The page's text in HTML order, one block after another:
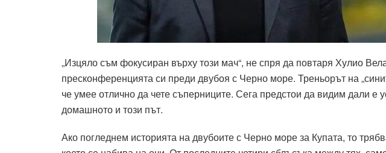
„Изцяло съм фокусиран върху този мач“, не спря да повтаря Хулио
пресконференцията си преди двубоя с Черно море. Треньорът на
че умее отлично да чете съперниците. Сега предстои да видим дали е
домашното и този път.
Ако погледнем историята на двубоите с Черно море за Купата, то